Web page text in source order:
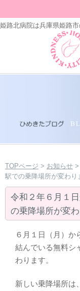
姫路北病院は兵庫県姫路
TOPページ > お知らせ >
駅での乗降場所が変わり
令和２年６月１
の乗降場所が変わ
６月１日（月）か
結んでいる無料シ
わります。
新しい乗降場所は